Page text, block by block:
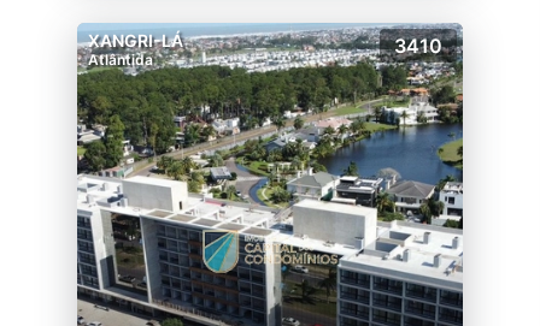
XANGRI-LÁ
Atlântida
3410